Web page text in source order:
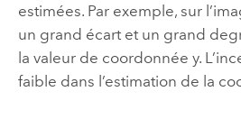
estimées. Par exemple, sur
un grand écart et un grand
la valeur de coordonnée y.
faible dans l’estimation de la